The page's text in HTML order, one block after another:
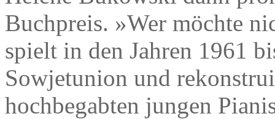
Buchpreis. »Wer möchte
spielt in den Jahren 1961
Sowjetunion und
hochbegabten jungen